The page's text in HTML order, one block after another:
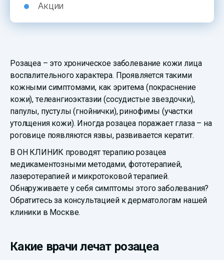
Акции
Розацеа – это хроническое заболевание кожи лица
воспалительного характера. Проявляется такими
кожными симптомами, как эритема (покраснение
кожи), телеангиоэктазии (сосудистые звездочки),
папулы, пустулы (гнойнички), ринофимы (участки
утолщения кожи). Иногда розацеа поражает глаза – на
роговице появляются язвы, развивается кератит.
В ОН КЛИНИК проводят терапию розацеа
медикаментозными методами, фототерапией,
лазеротерапией и микротоковой терапией.
Обнаруживаете у себя симптомы этого заболевания?
Обратитесь за консультацией к дерматологам нашей
клиники в Москве.
Какие врачи лечат розацеа